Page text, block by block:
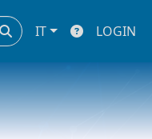
IT LOGIN